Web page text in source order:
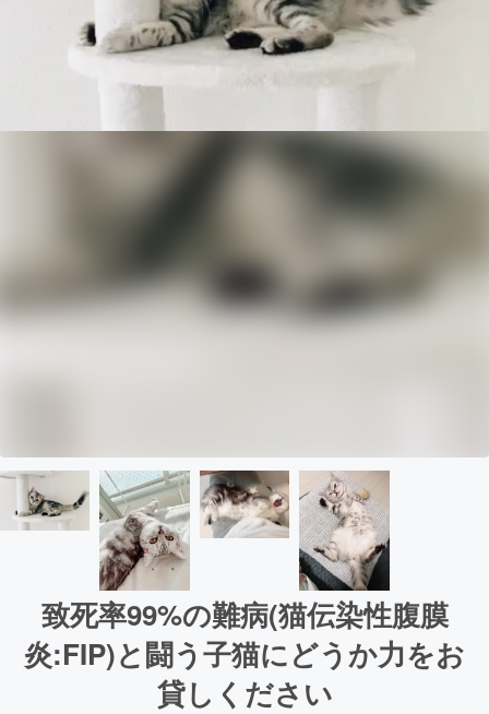
致死率99%の難病(猫伝染性腹膜
炎:FIP)と闘う子猫にどうか力をお
貸しください